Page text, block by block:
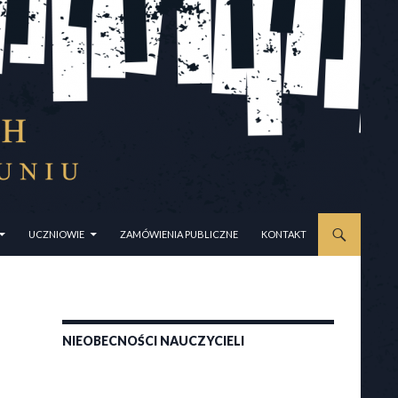
UCZNIOWIE ZAMÓWIENIA PUBLICZNE KONTAKT
NIEOBECNOŚCI NAUCZYCIELI